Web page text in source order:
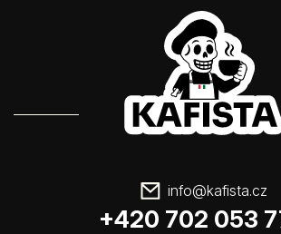
info@kafista.cz
+420 702 053